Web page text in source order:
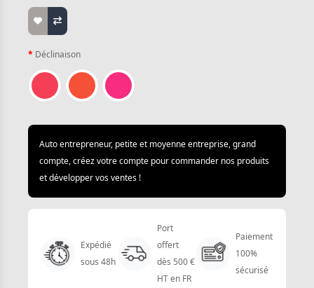
Déclinaison
Auto entrepreneur, petite et moyenne entreprise, grand
compte, créez votre compte pour commander nos produits
et développer vos ventes !
Expédié
sous 48h
Port
offert
dès 500 €
HT en FR
Paiement
100%
sécurisé